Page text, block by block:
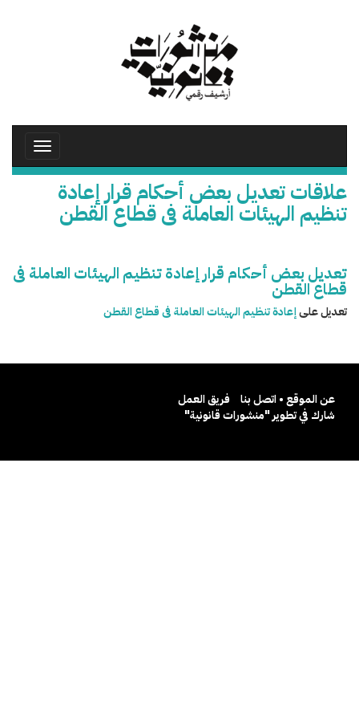
Toggle
علاقات تعديل بعض أحكام قرار إعادة
تنظيم الهيئات العاملة فى قطاع القطن
تعديل بعض أحكام قرار إعادة تنظيم الهيئات العاملة فى
قطاع القطن
تعديل علىإعادة تنظيم الهيئات العاملة فى قطاع القطن
عن الموقع • اتصل بنا
فريق العمل
شارك في تطوير "منشورات قانونية"